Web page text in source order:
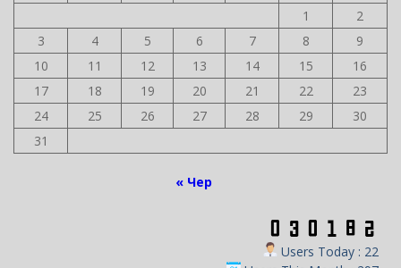
1
2
3
4 5 6 7 8
9
10
11 12 13 14 15
16
17
18 19 20 21 22
23
24
25 26 27 28 29
30
31
« Чер
Users Today : 22